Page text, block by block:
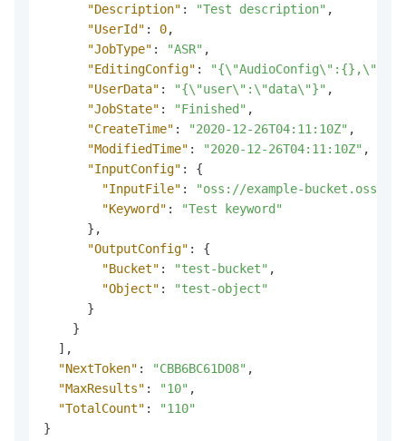
"Description" : "Test description" ,
"UserId" : 0,
"JobType" : "ASR" ,
"EditingConfig" :
"UserData" : "{\"user\":\"data\"}" ,
"JobState" : "Finished" ,
"CreateTime" : "2020-12-26T04:11:10Z" ,
"ModifiedTime" : "2020-12-26T04:11:10Z" ,
"InputConfig" :
{
"InputFile" :
"oss://example-bucket.oss-
"Keyword" :
"Test keyword"
} ,
"OutputConfig" :
{
"Bucket" : "test-bucket" ,
"Object" :
"test-object"
}
}
] ,
"NextToken" : "CBB6BC61D08" ,
"MaxResults" : "10" ,
"TotalCount" :
"110"
}